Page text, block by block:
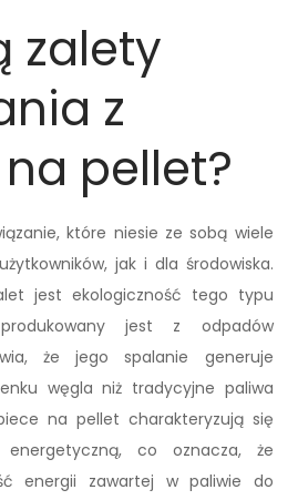
zalety
z
pellet?
które niesie ze sobą wiele
jak i dla środowiska.
jest ekologiczność tego typu
jest z odpadów
że jego spalanie generuje
węgla niż tradycyjne paliwa
na pellet charakteryzują się
energetyczną, co oznacza, że
energii zawartej w paliwie do